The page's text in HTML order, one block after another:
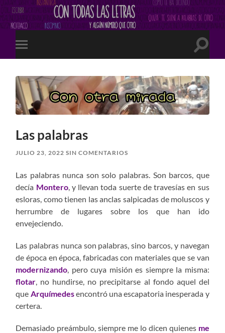
Alternar
el
móvil
Las palabras
JULIO 23, 2022 SIN COMENTARIOS
Las palabras nunca son solo palabras. Son barcos, que
decía Montero, y llevan toda suerte de travesías en sus
esloras, como tienen las anclas salpicadas de moluscos y
herrumbre de lugares sobre los que han ido
envejeciendo.
Las palabras nunca son palabras, sino barcos, y navegan
de época en época, fabricadas con materiales que se van
modernizando , pero cuya misión es siempre la misma:
flotar , no hundirse, no precipitarse al fondo aquel del
que Arquímedesencontró una escapatoria inesperada y
certera.
Demasiado preámbulo, siempre me lo dicen quienes me